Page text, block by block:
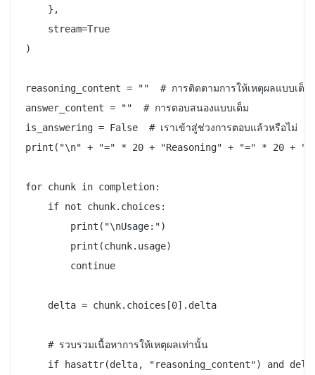
    },
    stream=True
)
reasoning_content = ""  # การติดตามการให้เหตุผลแบบเต็ม
answer_content = ""  # การตอบสนองแบบเต็ม
is_answering = False  # เราเข้าสู่ช่วงการตอบแล้วหรือไม่
print("\n" + "=" * 20 + "Reasoning" + "=" * 20 +
for chunk in completion:
    if not chunk.choices:
        print("\nUsage:")
        print(chunk.usage)
        continue
    delta = chunk.choices[0].delta
    # รวบรวมเนื้อหาการให้เหตุผลเท่านั้น
if hasattr(delta, "reasoning_content") and